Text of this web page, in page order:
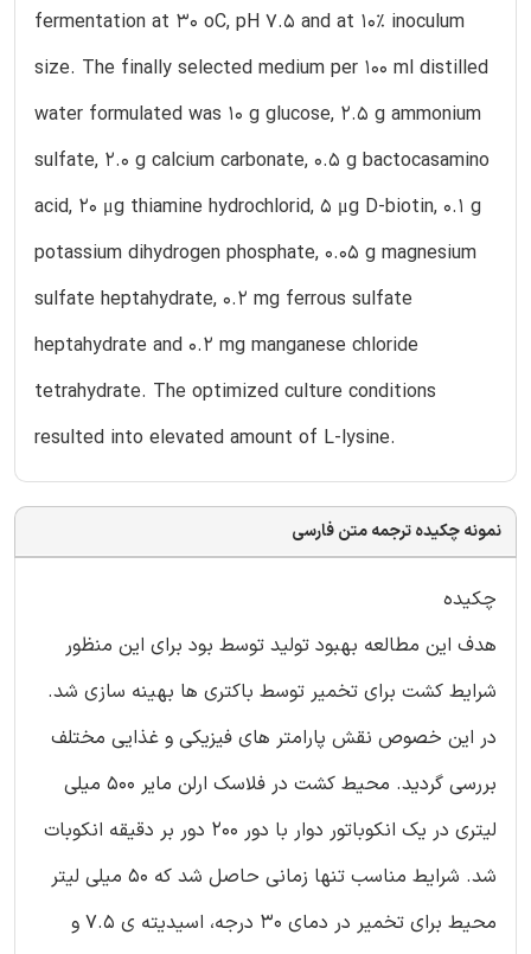
fermentation at 30 oC, pH 7.5 and at 10% inoculum
size. The finally selected medium per 100 ml distilled
water formulated was 10 g glucose, 2.5 g ammonium
sulfate, 2.0 g calcium carbonate, 0.5 g bactocasamino
acid, 20 μg thiamine hydrochlorid, 5 μg D-biotin, 0.1 g
potassium dihydrogen phosphate, 0.05 g magnesium
sulfate heptahydrate, 0.2 mg ferrous sulfate
heptahydrate and 0.2 mg manganese chloride
tetrahydrate. The optimized culture conditions
resulted into elevated amount of L-lysine.
نمونه چکیده ترجمه متن فارسی
چکیده
هدف این مطالعه بهبود تولید توسط بود برای این منظور
شرایط کشت برای تخمیر توسط باکتری ها بهینه سازی شد.
در این خصوص نقش پارامتر های فیزیکی و غذایی مختلف
بررسی گردید. محیط کشت در فلاسک ارلن مایر 500 میلی
لیتری در یک انکوباتور دوار با دور 200 دور بر دقیقه انکوبات
شد. شرایط مناسب تنها زمانی حاصل شد که 50 میلی لیتر
محیط برای تخمیر در دمای 30 درجه، اسیدیته ی 7.5 و